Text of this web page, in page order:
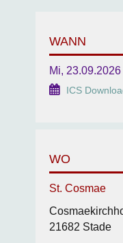
WANN
Mi,
ICS
WO
St. Cosmae
21682 Stade